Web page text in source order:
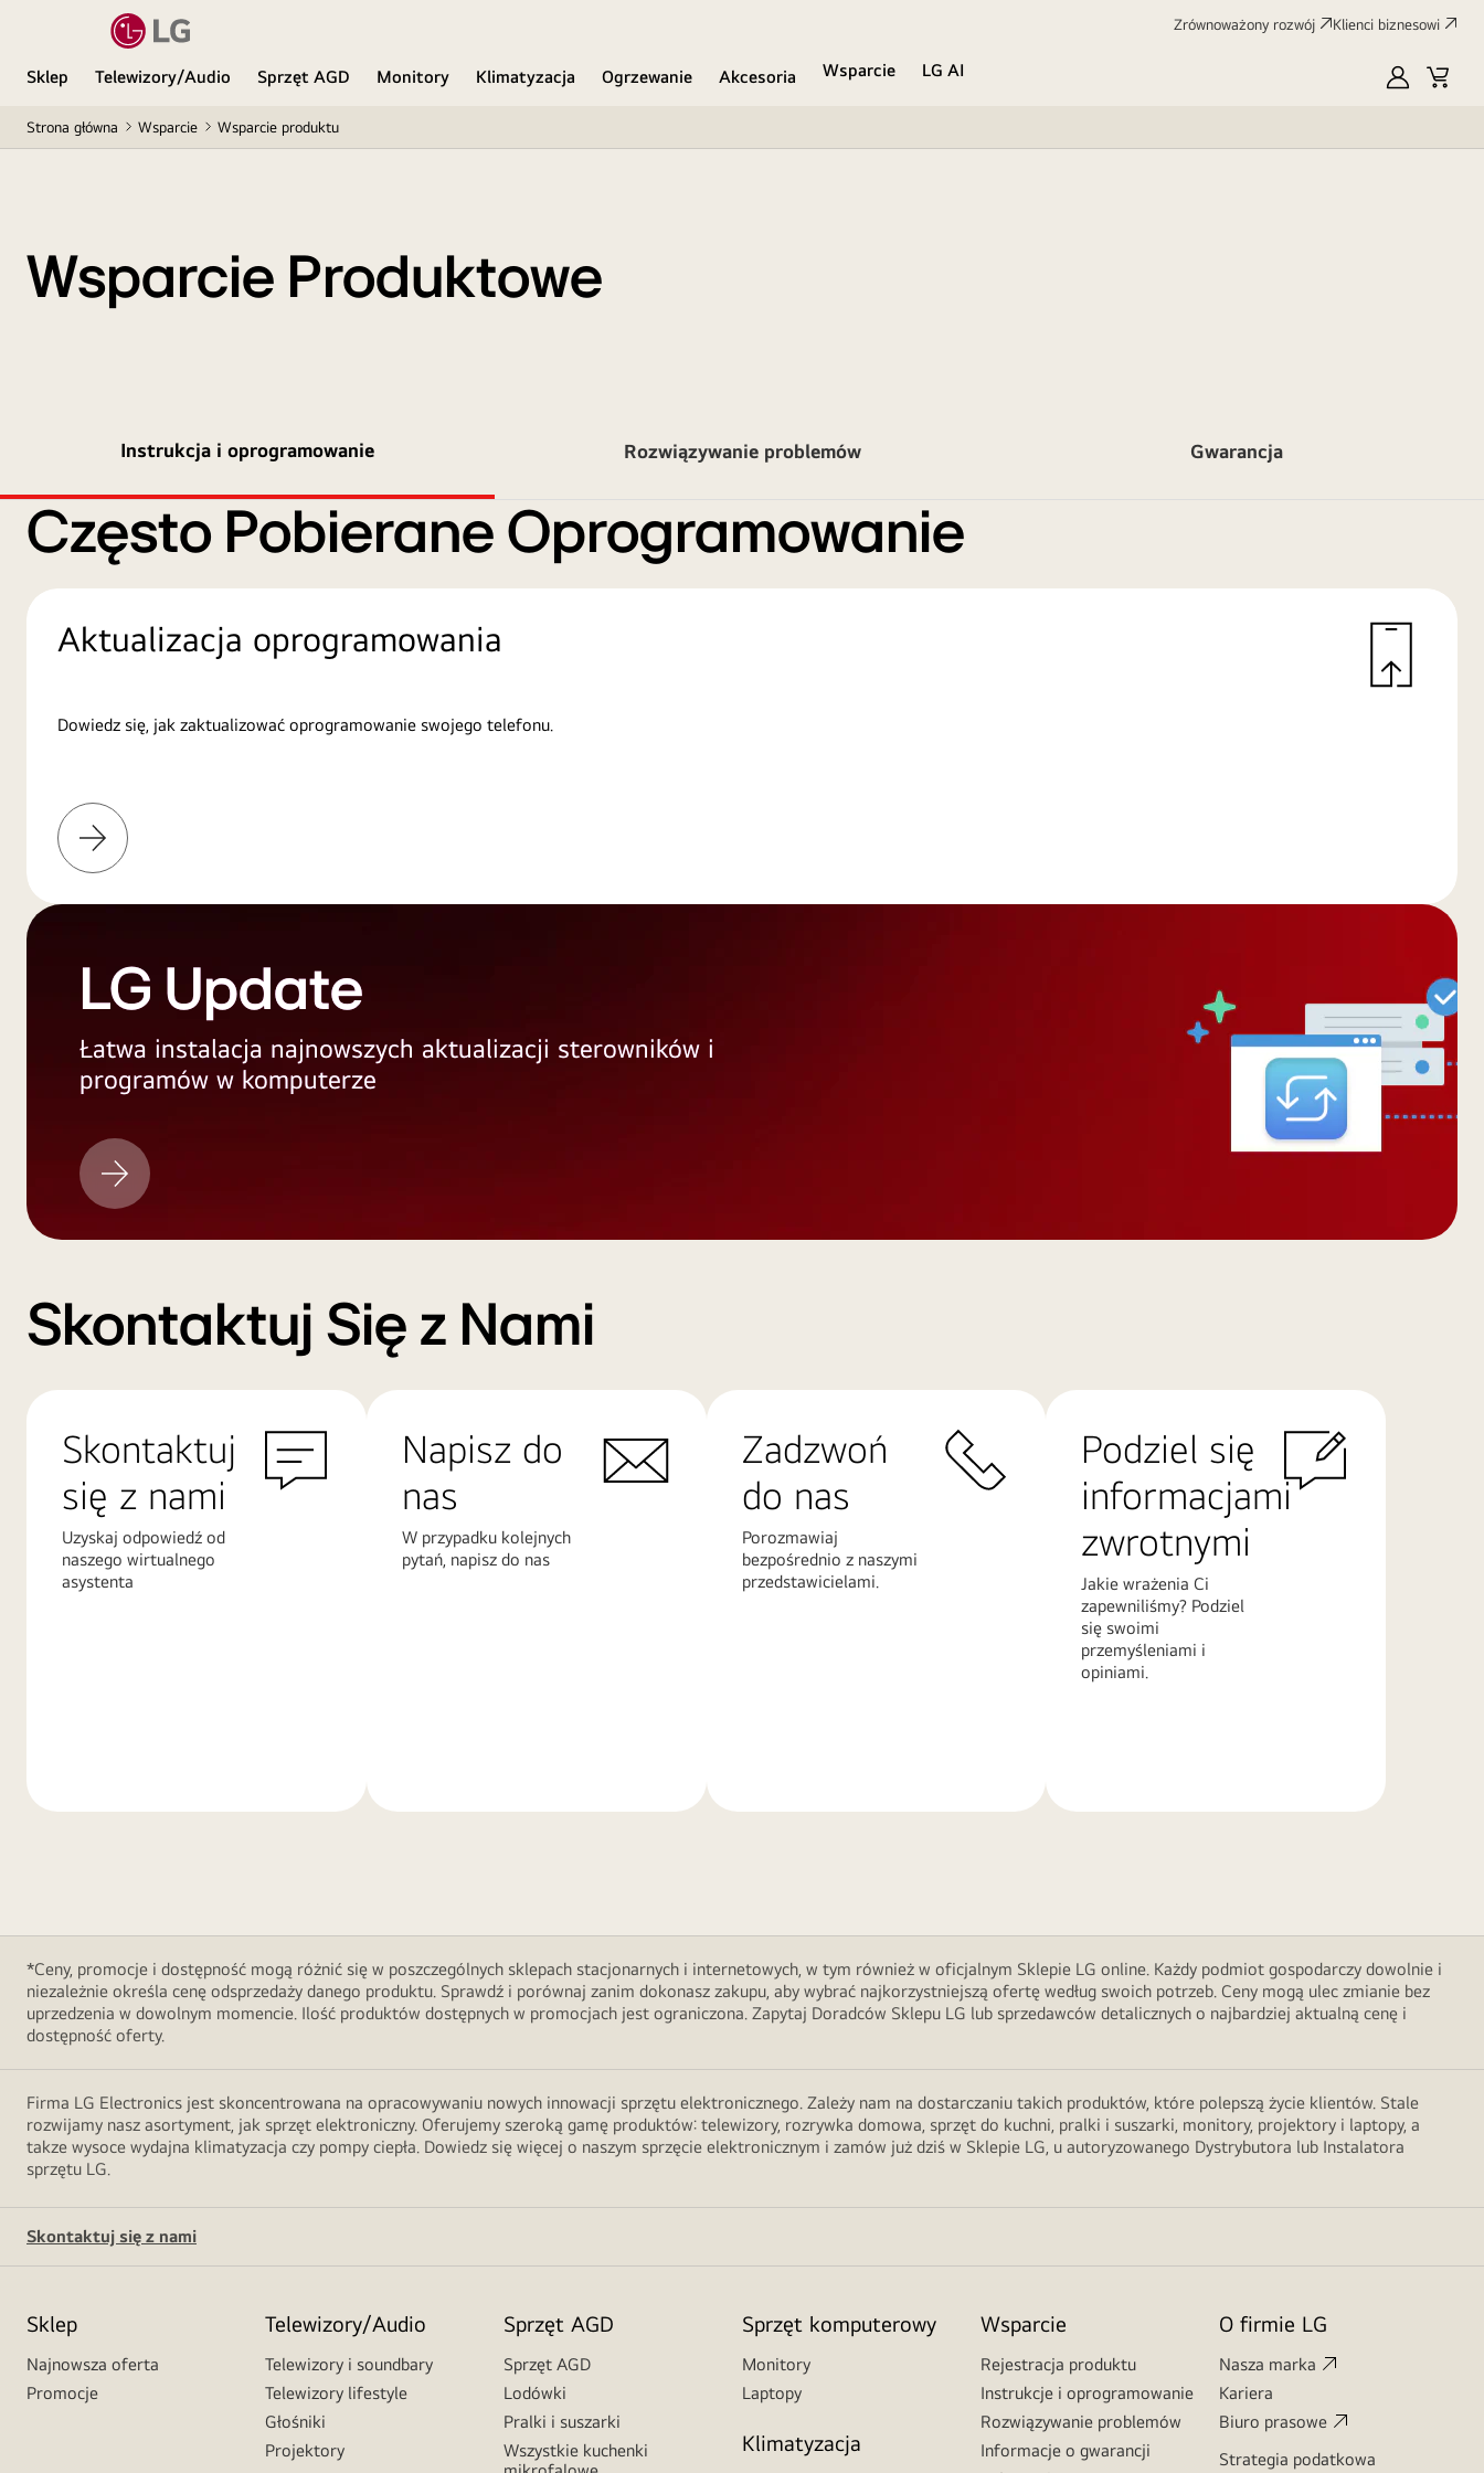
Zrównoważony rozwój Klienci biznesowi
Sklep Telewizory/Audio Sprzęt AGD Monitory Klimatyzacja Ogrzewanie Akcesoria Wsparcie
LG AI
MyLG
Strona główna Wsparcie Wsparcie produktu
Wsparcie Produktowe
Instrukcja i oprogramowanie Rozwiązywanie problemów Gwarancja
Często Pobierane Oprogramowanie
Aktualizacja oprogramowania
Dowiedz się, jak zaktualizować oprogramowanie swojego telefonu.
Więcej
informacji
LG Update
Łatwa instalacja najnowszych aktualizacji sterowników i
programów w komputerze
LG
Update
Skontaktuj Się z Nami
Skontaktuj
się z nami
Uzyskaj odpowiedź od
naszego wirtualnego
asystenta
Napisz do
nas
W przypadku kolejnych
pytań, napisz do nas
Zadzwoń
do nas
Porozmawiaj
bezpośrednio z naszymi
przedstawicielami.
Podziel się
informacjami
zwrotnymi
Jakie wrażenia Ci
zapewniliśmy? Podziel
się swoimi
przemyśleniami i
opiniami.
*Ceny, promocje i dostępność mogą różnić się w poszczególnych sklepach stacjonarnych i internetowych, w tym również w oficjalnym Sklepie LG online. Każdy podmiot gospodarczy dowolnie i
niezależnie określa cenę odsprzedaży danego produktu. Sprawdź i porównaj zanim dokonasz zakupu, aby wybrać najkorzystniejszą ofertę według swoich potrzeb. Ceny mogą ulec zmianie bez
uprzedzenia w dowolnym momencie. Ilość produktów dostępnych w promocjach jest ograniczona. Zapytaj Doradców Sklepu LG lub sprzedawców detalicznych o najbardziej aktualną cenę i
dostępność oferty.
Firma LG Electronics jest skoncentrowana na opracowywaniu nowych innowacji sprzętu elektronicznego. Zależy nam na dostarczaniu takich produktów, które polepszą życie klientów. Stale
rozwijamy nasz asortyment, jak sprzęt elektroniczny. Oferujemy szeroką gamę produktów: telewizory, rozrywka domowa, sprzęt do kuchni, pralki i suszarki, monitory, projektory i laptopy, a
takze wysoce wydajna klimatyzacja czy pompy ciepła. Dowiedz się więcej o naszym sprzęcie elektronicznym i zamów już dziś w Sklepie LG, u autoryzowanego Dystrybutora lub Instalatora
sprzętu LG.
Skontaktuj się z nami
Sklep
Najnowsza oferta
Promocje
Telewizory/Audio
Telewizory i soundbary
Telewizory lifestyle
Głośniki
Projektory
Sprzęt AGD
Sprzęt AGD
Lodówki
Pralki i suszarki
Wszystkie kuchenki
Sprzęt komputerowy
Monitory
Laptopy
Klimatyzacja
Wsparcie
Rejestracja produktu
Instrukcje i oprogramowanie
Rozwiązywanie problemów
Informacje o gwarancji
O firmie LG
Nasza marka
Kariera
Biuro prasowe
Strategia podatkowa